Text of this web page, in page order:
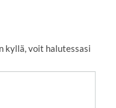
kyllä, voit halutessasi